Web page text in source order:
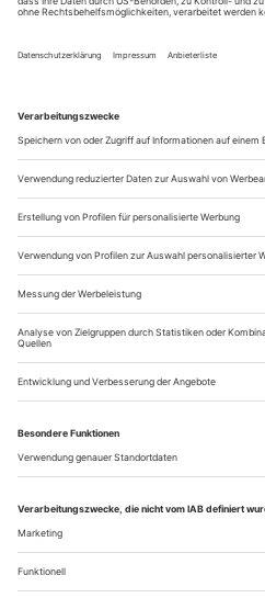
Anlass, Datum und Ort waren
Händels Oratorium «La
Uraufführung in der ewigen
nobile des Palazzo Bonelli
errichtet worden, an...
Himmelhöchstes
Calixto Bieito watet in Wien durch
Am Ende, als die Buhrufe über
wie ein Platzregen, formte der
Händen ein Herz in Richtung
sagen: Das ist doch die
überschreitenden Liebe:
Direktor Bogdan Roščić hat
bei Neuinszenierungen generell...